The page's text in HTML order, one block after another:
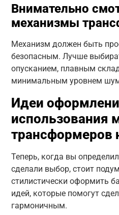
Внимательно
механизмы
Механизм должен быть
безопасным. Лучше
опусканием, плавным
минимальным уровнем
Идеи
использования
трансформеров
Теперь, когда вы
сделали выбор, стоит
стилистически оформить
идей, которые помогут
гармоничным.